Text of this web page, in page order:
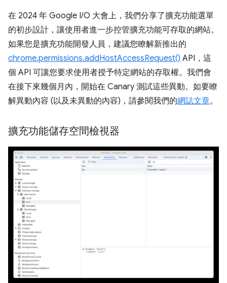
在 2024 年 Google I/O 大會上，我們分享了擴充功能選單
的初步設計，讓使用者進一步控管擴充功能可存取的網站。
如果您是擴充功能開發人員，建議您瞭解新推出的
chrome.permissions.addHostAccessRequest() API，這
個 API 可讓您要求使用者授予特定網站的存取權。我們會
在接下來幾個月內，開始在 Canary 測試這些異動。如要瞭
解異動內容 (以及未異動的內容)，請參閱我們的網誌文章。
擴充功能儲存空間檢視器